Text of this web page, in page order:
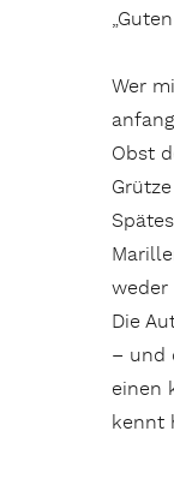
Wer
Obst
weder
Die
– und
einen
kennt